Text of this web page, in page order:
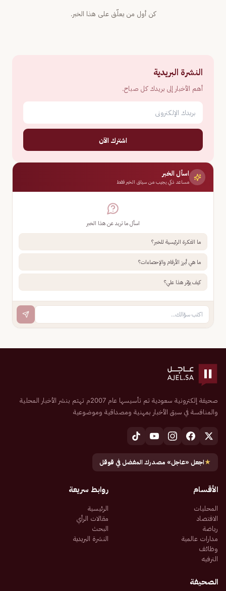
كن أول من يعلّق على هذا الخبر.
النشرة البريدية
أهم الأخبار إلى بريدك كل صباح.
اشترك الآن
اسأل الخبر
مساعد ذكي يجيب من سياق الخبر فقط
اسأل ما تريد عن هذا الخبر
ما الفكرة الرئيسية للخبر؟
ما هي أبرز الأرقام والإحصاءات؟
كيف يؤثر هذا علي؟
صحيفة إلكترونية سعودية تم تأسيسها عام 2007م تهتم بنشر الأخبار المحلية
والمنافسة في سبق الأخبار بمهنية ومصداقية وموضوعية
★اجعل «عاجل» مصدرك المفضل في قوقل
الأقسام
المحليات
الاقتصاد
رياضة
مدارات عالمية
وظائف
الترفيه
روابط سريعة
الرئيسية
مقالات الرأي
البحث
النشرة البريدية
الصحيفة